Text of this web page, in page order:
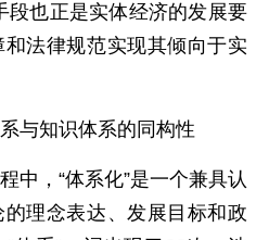
段也正是实体经济的发展要
法律规范实现其倾向于实
与知识体系的同构性
中，“体系化”是一个兼具认
理念表达、发展目标和政